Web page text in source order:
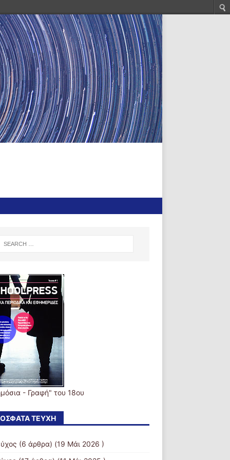
- Γραφή" του 18ου
ΤΕΎΧΗ
(6 άρθρα) (19 Μάι 2026 )